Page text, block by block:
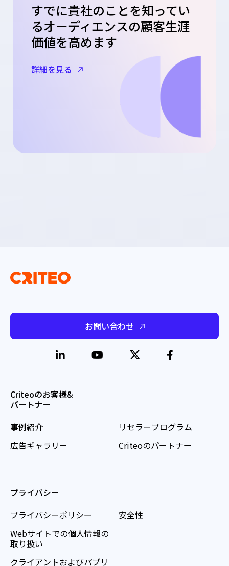
すでに貴社のことを知ってい
るオーディエンスの顧客生涯
価値を高めます
詳細を見る
お問い合わせ
Criteoのお客様&
パートナー
事例紹介
広告ギャラリー
リセラープログラム
Criteoのパートナー
プライバシー
プライバシーポリシー
Webサイトでの個人情報の
取り扱い
クライアントおよびパブリ
安全性